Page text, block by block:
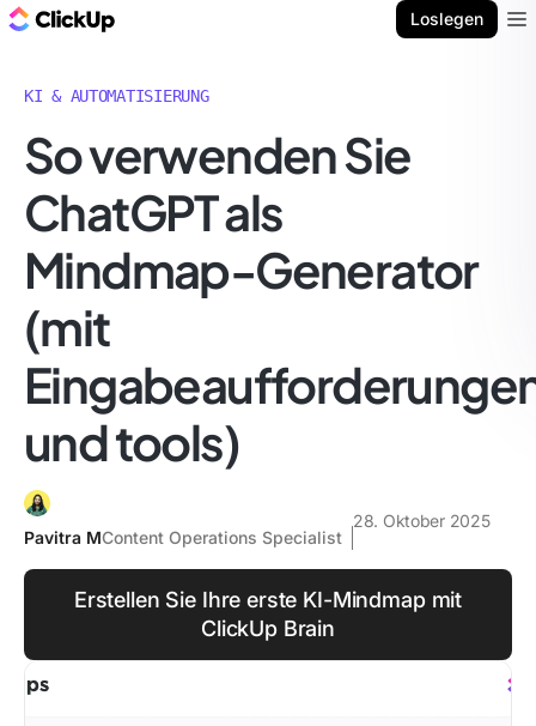
Loslegen
KI & AUTOMATISIERUNG
So verwenden Sie
ChatGPT als
Mindmap-Generator
(mit
und tools)
Pavitra MContent Operations Specialist
28. Oktober 2025
Erstellen Sie Ihre erste KI-Mindmap mit
ClickUp Brain